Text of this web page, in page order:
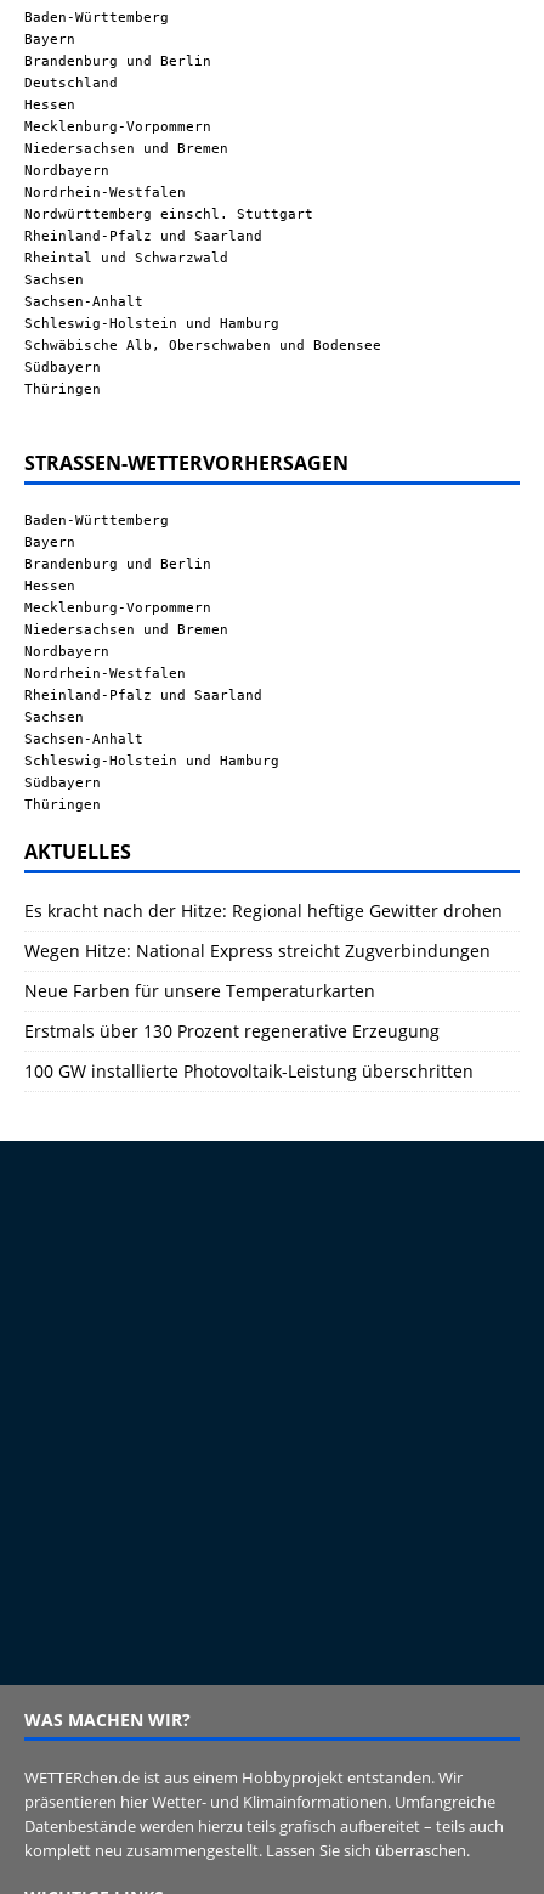
Baden-Württemberg
Bayern
Brandenburg und Berlin
Deutschland
Hessen
Mecklenburg-Vorpommern
Niedersachsen und Bremen
Nordbayern
Nordrhein-Westfalen
Nordwürttemberg einschl. Stuttgart
Rheinland-Pfalz und Saarland
Rheintal und Schwarzwald
Sachsen
Sachsen-Anhalt
Schleswig-Holstein und Hamburg
Schwäbische Alb, Oberschwaben und Bodensee
Südbayern
Thüringen
STRASSEN-WETTERVORHERSAGEN
Baden-Württemberg
Bayern
Brandenburg und Berlin
Hessen
Mecklenburg-Vorpommern
Niedersachsen und Bremen
Nordbayern
Nordrhein-Westfalen
Rheinland-Pfalz und Saarland
Sachsen
Sachsen-Anhalt
Schleswig-Holstein und Hamburg
Südbayern
Thüringen
AKTUELLES
Es kracht nach der Hitze: Regional heftige Gewitter drohen
Wegen Hitze: National Express streicht Zugverbindungen
Neue Farben für unsere Temperaturkarten
Erstmals über 130 Prozent regenerative Erzeugung
100 GW installierte Photovoltaik-Leistung überschritten
WAS MACHEN WIR?
WETTERchen.de ist aus einem Hobbyprojekt entstanden. Wir
präsentieren hier Wetter- und Klimainformationen. Umfangreiche
Datenbestände werden hierzu teils grafisch aufbereitet – teils auch
komplett neu zusammengestellt. Lassen Sie sich überraschen.